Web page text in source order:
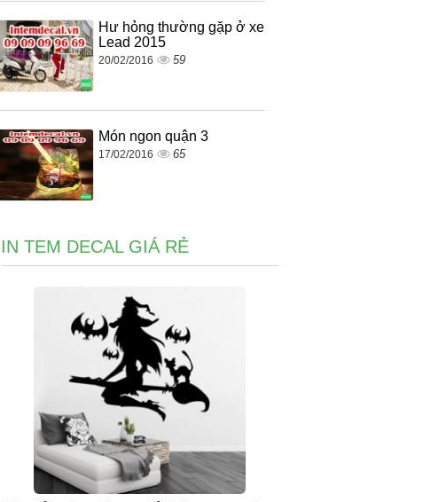
Hư hỏng thường gặp ở xe
Lead 2015
20/02/2016 59
Món ngon quận 3
17/02/2016 65
IN TEM DECAL GIÁ RẺ